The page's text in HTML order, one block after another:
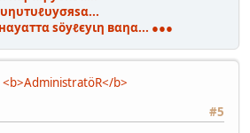
ѕöуℓєуιη вαηα... ●●●
<b>AdministratöR</b>
#5